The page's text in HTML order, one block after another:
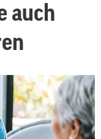
auch